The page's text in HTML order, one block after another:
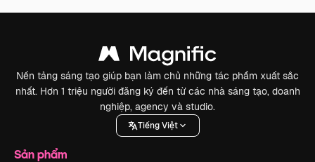
Nền tảng sáng tạo giúp bạn làm chủ những tác phẩm xuất sắc
nhất. Hơn 1 triệu người đăng ký đến từ các nhà sáng tạo, doanh
nghiệp, agency và studio.
Tiếng Việt
Sản phẩm